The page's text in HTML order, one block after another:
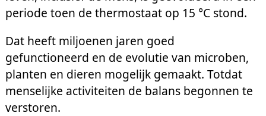
periode toen de thermostaat op 15 °C stond.
Dat heeft miljoenen jaren goed
gefunctioneerd en de evolutie van microben,
planten en dieren mogelijk gemaakt. Totdat
menselijke activiteiten de balans begonnen te
verstoren.